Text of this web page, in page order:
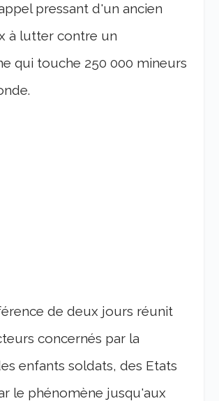
pressant d'un ancien
à lutter contre un
qui touche 250 000 mineurs
de deux jours réunit
concernés par la
enfants soldats, des Etats
le phénomène jusqu'aux